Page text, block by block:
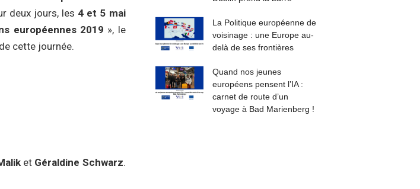
deux jours, les 4 et 5 mai
européennes 2019 », le
cette journée.
et Géraldine Schwarz.
La Politique européenne de
voisinage : une Europe au-
delà de ses frontières
Quand nos jeunes
européens pensent l’IA :
carnet de route d’un
voyage à Bad Marienberg !